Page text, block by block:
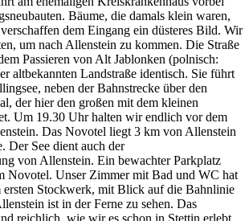
Bäume, die damals klein waren,
dem Eingang ein düsteres Bild. Wir
um nach Allenstein zu kommen. Die Straße
Passieren von Alt Jablonken (polnisch:
altbekannten Landstraße identisch. Sie führt
neben der Bahnstrecke über den
der hier den großen mit dem kleinen
Um 19.30 Uhr halten wir endlich vor dem
Das Novotel liegt 3 km von Allenstein
Der See dient auch der
von Allenstein. Ein bewachter Parkplatz
Novotel. Unser Zimmer mit Bad und WC hat
Stockwerk, mit Blick auf die Bahnlinie
ist in der Ferne zu sehen. Das